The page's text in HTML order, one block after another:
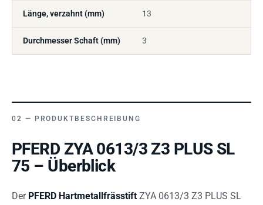
Länge, verzahnt (mm) 13
Durchmesser Schaft (mm) 3
PRODUKTBESCHREIBUNG
PFERD ZYA 0613/3 Z3 PLUS SL
75 – Überblick
Der PFERD Hartmetallfrässtift ZYA 0613/3 Z3 PLUS SL